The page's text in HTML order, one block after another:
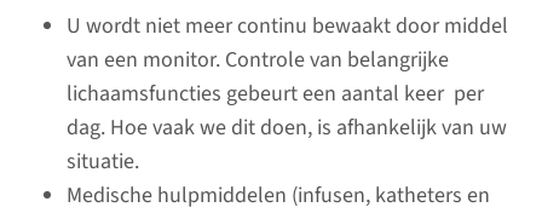
U wordt niet meer continu bewaakt door middel
van een monitor. Controle van belangrijke
lichaamsfuncties gebeurt een aantal keer per
dag. Hoe vaak we dit doen, is afhankelijk van uw
situatie.
Medische hulpmiddelen (infusen, katheters en
naar een vervolgafdeling.
lees meer